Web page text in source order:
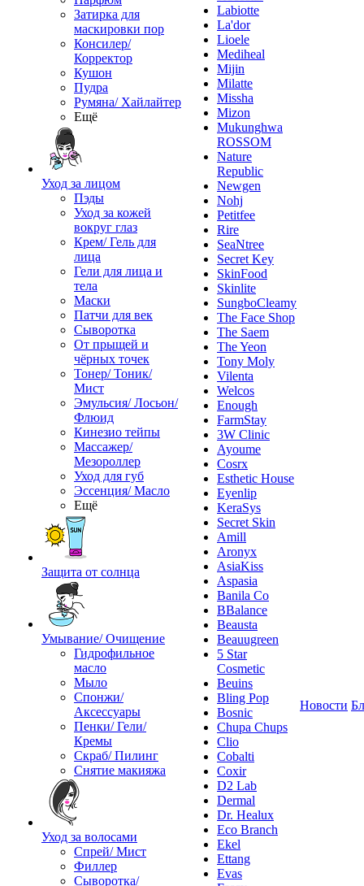
Затирка для
маскировки пор
Консилер/
Корректор
Кушон
Пудра
Румяна/ Хайлайтер
Ещё
Уход за лицом
Пэды
Уход за кожей
вокруг глаз
Крем/ Гель для
лица
Гели для лица и
тела
Маски
Патчи для век
Сыворотка
От прыщей и
чёрных точек
Тонер/ Тоник/
Мист
Эмульсия/ Лосьон/
Флюид
Кинезио тейпы
Массажер/
Мезороллер
Уход для губ
Эссенция/ Масло
Ещё
Защита от солнца
Умывание/ Очищение
Гидрофильное
масло
Мыло
Спонжи/
Аксессуары
Пенки/ Гели/
Кремы
Скраб/ Пилинг
Снятие макияжа
Уход за волосами
Спрей/ Мист
Филлер
Сыворотка/
Labiotte
La'dor
Lioele
Mediheal
Mijin
Milatte
Missha
Mizon
Mukunghwa
ROSSOM
Nature
Republic
Newgen
Nohj
Petitfee
Rire
SeaNtree
Secret Key
SkinFood
Skinlite
SungboCleamy
The Face Shop
The Saem
The Yeon
Tony Moly
Vilenta
Welcos
Enough
FarmStay
3W Clinic
Ayoume
Cosrx
Esthetic House
Eyenlip
KeraSys
Secret Skin
Amill
Aronyx
AsiaKiss
Aspasia
Banila Co
BBalance
Beausta
Beauugreen
5 Star
Cosmetic
Beuins
Bling Pop
Bosnic
Chupa Chups
Clio
Cobalti
Coxir
D2 Lab
Dermal
Dr. Healux
Eco Branch
Ekel
Ettang
Evas
Новости